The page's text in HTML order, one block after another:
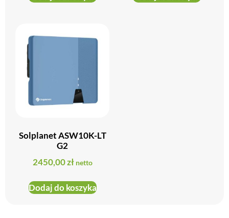
Solplanet ASW10K-LT
G2
2450,00zł netto
Dodaj do koszyka